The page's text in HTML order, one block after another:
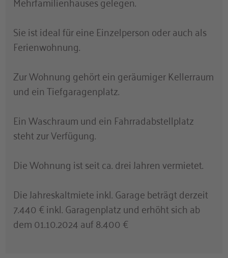
Sie ist ideal für eine Einzelperson oder auch als
Ferienwohnung.
Zur Wohnung gehört ein geräumiger Kellerraum
und ein Tiefgaragenplatz.
Ein Waschraum und ein Fahrradabstellplatz
steht zur Verfügung.
Die Wohnung ist seit ca. drei Jahren vermietet.
Die Jahreskaltmiete inkl. Garage beträgt derzeit
7.440 € inkl. Garagenplatz und erhöht sich ab
dem 01.10.2024 auf 8.400 €